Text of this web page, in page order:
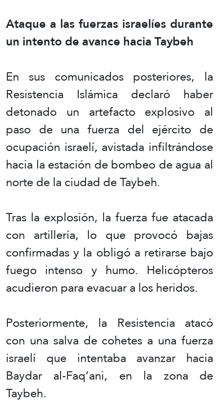
Ataque a las fuerzas israelíes durante
un intento de avance hacia Taybeh
En sus comunicados posteriores, la
Resistencia Islámica declaró haber
detonado un artefacto explosivo al
paso de una fuerza del ejército de
ocupación israelí, avistada infiltrándose
hacia la estación de bombeo de agua al
norte de la ciudad de Taybeh.
Tras la explosión, la fuerza fue atacada
con artillería, lo que provocó bajas
confirmadas y la obligó a retirarse bajo
fuego intenso y humo. Helicópteros
acudieron para evacuar a los heridos.
Posteriormente, la Resistencia atacó
con una salva de cohetes a una fuerza
israelí que intentaba avanzar hacia
Baydar al-Faq’ani, en la zona de
Taybeh.